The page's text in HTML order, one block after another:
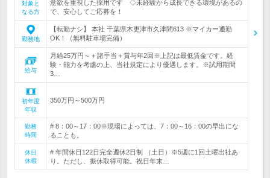
対象と
なる方
意欲を重視した採用です ◇未経験から成長できる環境があるの
で、安心してご応募を！
勤務地
【転勤ナシ】 本社 千葉県木更津市久津間613 ※マイカー通勤
OK！（無料駐車場完備）
給与
月給25万円～＋諸手当＋賞与年2回※上記は最低賃金です。経
験・能力を考慮の上、当社規定により優遇します。※試用期間
3…
初年度
年収
350万円～500万円
勤務
時間
# 8：00～17：00※現場によっては、7：00～16：00の早出にな
ることも。
休日
休暇
# 年間休日122日完全週休2日制 （土日）※5週に1回土曜出社あ
り。ただし、振休取得可能。祝日年末…